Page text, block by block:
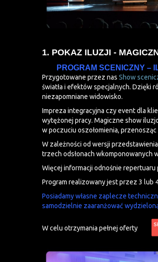
1. POKAZ ILUZJI -
PROGRAM SCENICZNY –
Przygotowane przez nas Show
światła i efektów specjalnych. Dzięki
niezapomniane widowisko.
Impreza integracyjna czy event dla
wytężonej pracy. Magiczne show
w poczuciu oszołomienia,
W zależności od wersji
trzech odsłonach wkomponowanych
Więcej informacji odnośnie
Program realizowany jest przez 3 lub
Posiadamy własne zaplecze
samodzielnie zaaranżować
W celu otrzymania pełnej oferty